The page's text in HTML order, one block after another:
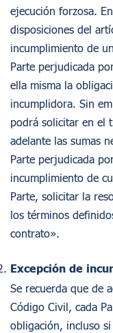
ejecución forzosa.
disposiciones del
incumplimiento de
Parte perjudicada
ella misma la
incumplidora. Sin
podrá solicitar en el
adelante las sumas
Parte perjudicada
incumplimiento de
Parte, solicitar la
los términos
contrato».
Excepción de
Se recuerda que de
Código Civil, cada
obligación, incluso